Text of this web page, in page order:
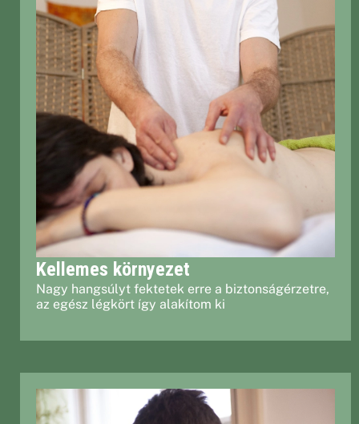
Kellemes környezet
Nagy hangsúlyt fektetek erre a biztonságérzetre,
az egész légkört így alakítom ki